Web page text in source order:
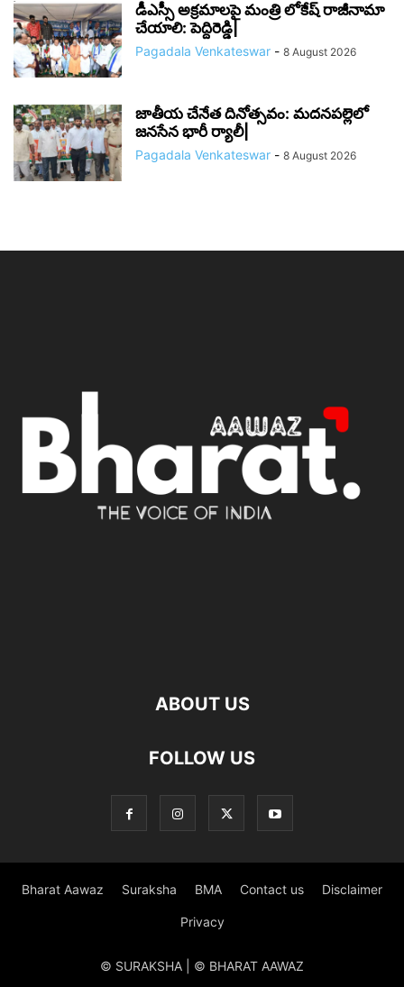
డీఎస్సీ అక్రమాలపై మంత్రి లోకేష్ రాజీనామా
చేయాలి: పెద్దిరెడ్డి|
Pagadala Venkateswar - 8 August 2026
జాతీయ చేనేత దినోత్సవం: మదనపల్లెలో
జనసేన భారీ ర్యాలీ|
Pagadala Venkateswar - 8 August 2026
ABOUT US
FOLLOW US
Bharat Aawaz Suraksha BMA Contact us Disclaimer
Privacy
© SURAKSHA | © BHARAT AAWAZ